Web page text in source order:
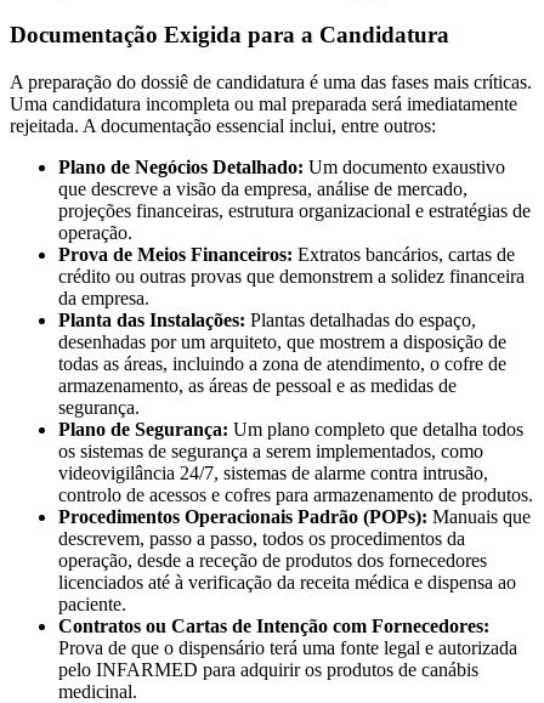
Documentação Exigida para a Candidatura
A preparação do dossiê de candidatura é uma das fases mais críticas.
Uma candidatura incompleta ou mal preparada será imediatamente
rejeitada. A documentação essencial inclui, entre outros:
Plano de Negócios Detalhado: Um documento exaustivo
que descreve a visão da empresa, análise de mercado,
projeções financeiras, estrutura organizacional e estratégias de
operação.
Prova de Meios Financeiros: Extratos bancários, cartas de
crédito ou outras provas que demonstrem a solidez financeira
da empresa.
Planta das Instalações: Plantas detalhadas do espaço,
desenhadas por um arquiteto, que mostrem a disposição de
todas as áreas, incluindo a zona de atendimento, o cofre de
armazenamento, as áreas de pessoal e as medidas de
segurança.
Plano de Segurança: Um plano completo que detalha todos
os sistemas de segurança a serem implementados, como
videovigilância 24/7, sistemas de alarme contra intrusão,
controlo de acessos e cofres para armazenamento de produtos.
Procedimentos Operacionais Padrão (POPs): Manuais que
descrevem, passo a passo, todos os procedimentos da
operação, desde a receção de produtos dos fornecedores
licenciados até à verificação da receita médica e dispensa ao
paciente.
Contratos ou Cartas de Intenção com Fornecedores:
Prova de que o dispensário terá uma fonte legal e autorizada
pelo INFARMED para adquirir os produtos de canábis
medicinal.